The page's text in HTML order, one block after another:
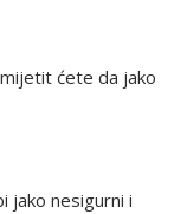
ćete da jako
jako nesigurni i